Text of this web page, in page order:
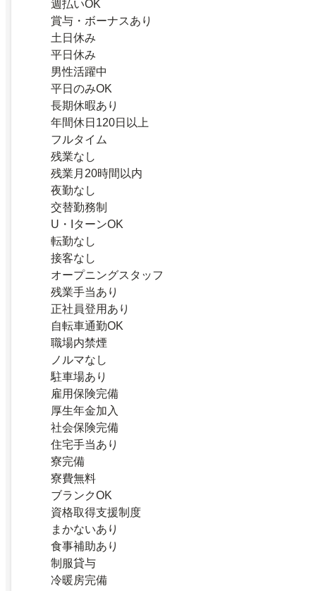
週払いOK
賞与・ボーナスあり
土日休み
平日休み
男性活躍中
平日のみOK
長期休暇あり
年間休日120日以上
フルタイム
残業なし
残業月20時間以内
夜勤なし
交替勤務制
U・IターンOK
転勤なし
接客なし
オープニングスタッフ
残業手当あり
正社員登用あり
自転車通勤OK
職場内禁煙
ノルマなし
駐車場あり
雇用保険完備
厚生年金加入
社会保険完備
住宅手当あり
寮完備
寮費無料
ブランクOK
資格取得支援制度
まかないあり
食事補助あり
制服貸与
冷暖房完備